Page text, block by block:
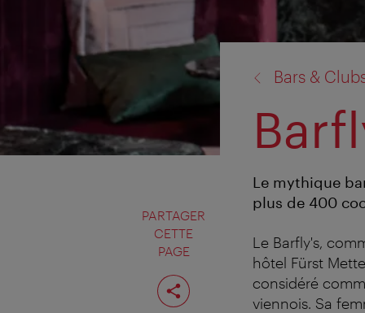
PARTAGER
CETTE
PAGE
Partager
cette
page
Bars &
Le mythique
plus de 400
Le Barfly's,
hôtel Fürst
considéré
viennois. Sa